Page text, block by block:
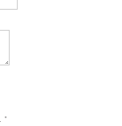
*